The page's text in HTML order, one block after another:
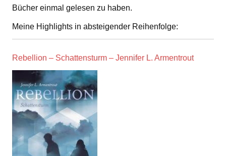
Bücher einmal gelesen zu haben.
Meine Highlights in absteigender Reihenfolge:
Rebellion – Schattensturm – Jennifer L. Armentrout